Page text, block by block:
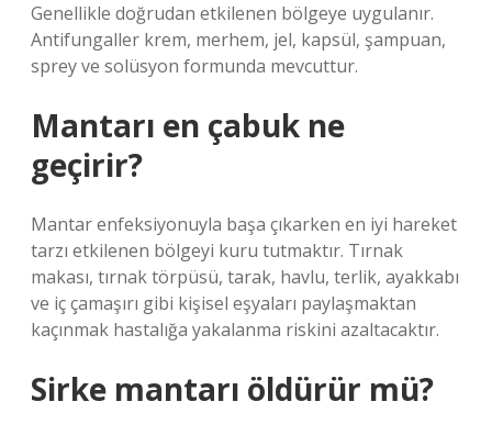
Genellikle doğrudan etkilenen bölgeye uygulanır.
Antifungaller krem, merhem, jel, kapsül, şampuan,
sprey ve solüsyon formunda mevcuttur.
Mantarı en çabuk ne
geçirir?
Mantar enfeksiyonuyla başa çıkarken en iyi hareket
tarzı etkilenen bölgeyi kuru tutmaktır. Tırnak
makası, tırnak törpüsü, tarak, havlu, terlik, ayakkabı
ve iç çamaşırı gibi kişisel eşyaları paylaşmaktan
kaçınmak hastalığa yakalanma riskini azaltacaktır.
Sirke mantarı öldürür mü?